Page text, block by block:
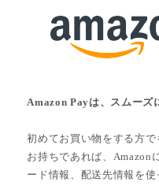
Amazon Payは、スムーズ
初めてお買い物をする方
お持ちであれば、Amazon
ード情報、配送先情報を使